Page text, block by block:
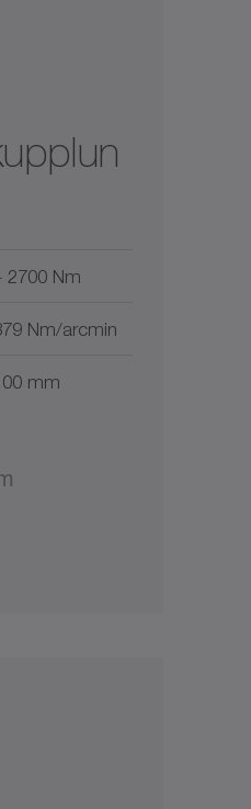
2700 Nm
Nm/arcmin
mm